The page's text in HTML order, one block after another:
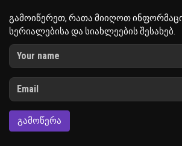
გამოიწერეთ, რათა მიიღოთ
სერიალებისა და სიახლეების შესახებ.
ᲒᲐᲛᲝᲬᲔᲠᲐ